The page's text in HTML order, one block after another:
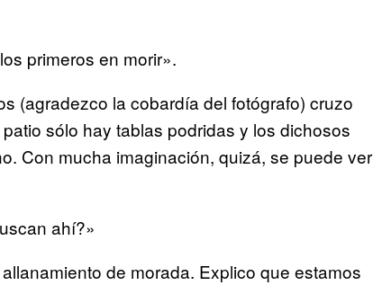
primeros en morir».
(agradezco la cobardía del fotógrafo) cruzo
sólo hay tablas podridas y los dichosos
Con mucha imaginación, quizá, se puede ver
ahí?»
de morada. Explico que estamos